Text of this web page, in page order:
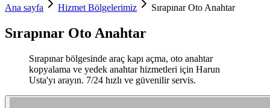
Ana sayfa Hizmet Bölgelerimiz Sırapınar Oto Anahtar
Sırapınar Oto Anahtar
Sırapınar bölgesinde araç kapı açma, oto anahtar
kopyalama ve yedek anahtar hizmetleri için Harun
Usta'yı arayın. 7/24 hızlı ve güvenilir servis.